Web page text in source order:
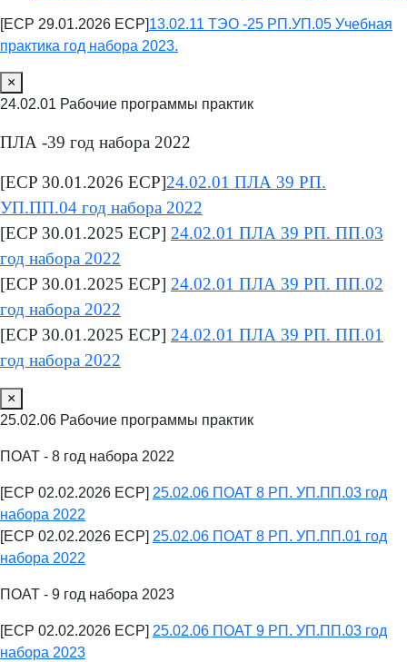
[ECP 29.01.2026 ECP]13.02.11 ТЭО -25 РП.УП.05 Учебная
практика год набора 2023.
×
24.02.01 Рабочие программы практик
ПЛА -39 год набора 2022
[ECP 30.01.2026 ECP]24.02.01 ПЛА 39 РП.
УП.ПП.04 год набора 2022
[ECP 30.01.2025 ECP] 24.02.01 ПЛА 39 РП. ПП.03
год набора 2022
[ECP 30.01.2025 ECP] 24.02.01 ПЛА 39 РП. ПП.02
год набора 2022
[ECP 30.01.2025 ECP] 24.02.01 ПЛА 39 РП. ПП.01
год набора 2022
×
25.02.06 Рабочие программы практик
ПОАТ - 8 год набора 2022
[ECP 02.02.2026 ECP] 25.02.06 ПОАТ 8 РП. УП.ПП.03 год
набора 2022
[ECP 02.02.2026 ECP] 25.02.06 ПОАТ 8 РП. УП.ПП.01 год
набора 2022
ПОАТ - 9 год набора 2023
[ECP 02.02.2026 ECP] 25.02.06 ПОАТ 9 РП. УП.ПП.03 год
набора 2023